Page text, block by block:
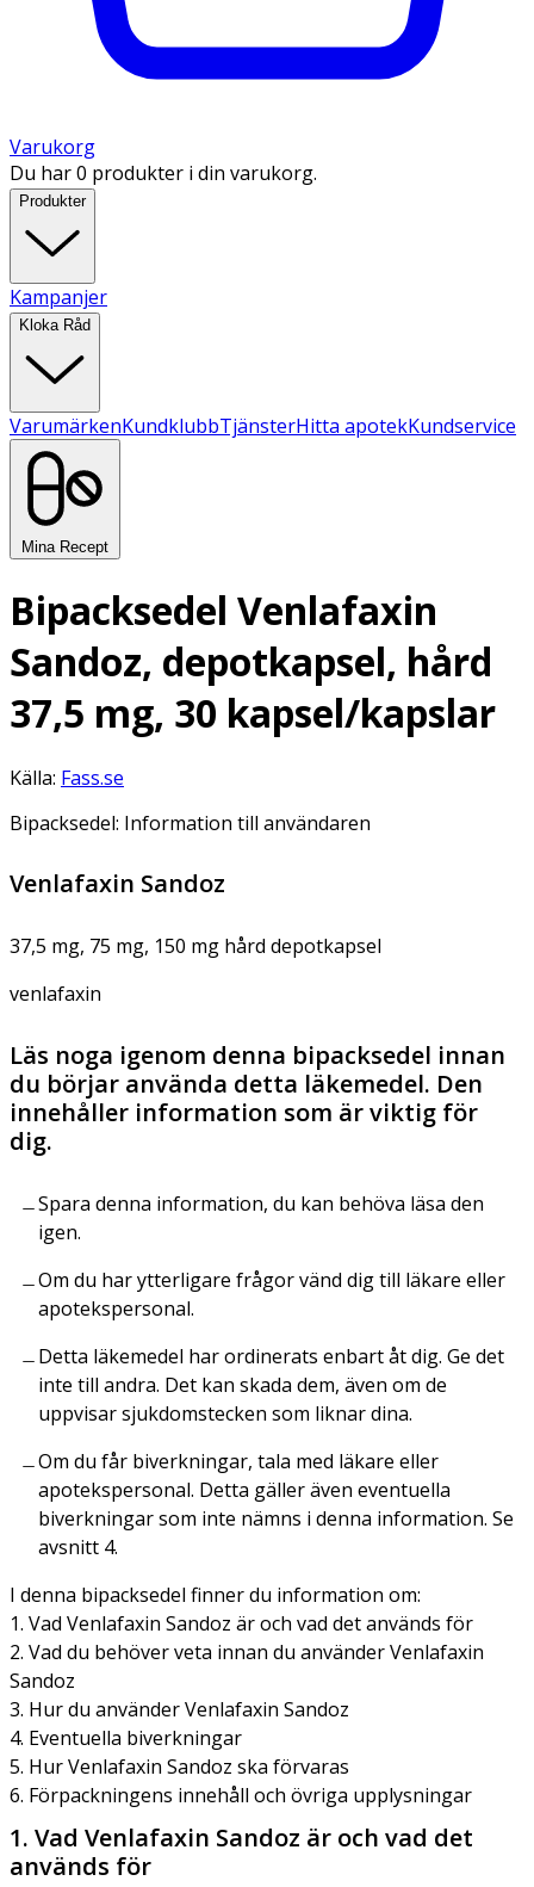
Varukorg
Du har 0 produkter i din varukorg.
Produkter
Kampanjer
Kloka Råd
VarumärkenKundklubbTjänsterHitta apotekKundservice
Mina Recept
Bipacksedel Venlafaxin
Sandoz, depotkapsel, hård
37,5 mg, 30 kapsel/kapslar
Källa: Fass.se
Bipacksedel: Information till användaren
Venlafaxin Sandoz
37,5 mg, 75 mg, 150 mg hård depotkapsel
venlafaxin
Läs noga igenom denna bipacksedel innan
du börjar använda detta läkemedel. Den
innehåller information som är viktig för
dig.
Spara denna information, du kan behöva läsa den
igen.
Om du har ytterligare frågor vänd dig till läkare eller
apotekspersonal.
Detta läkemedel har ordinerats enbart åt dig. Ge det
inte till andra. Det kan skada dem, även om de
uppvisar sjukdomstecken som liknar dina.
Om du får biverkningar, tala med läkare eller
apotekspersonal. Detta gäller även eventuella
biverkningar som inte nämns i denna information. Se
avsnitt 4.
I denna bipacksedel finner du information om:
1. Vad Venlafaxin Sandoz är och vad det används för
2. Vad du behöver veta innan du använder Venlafaxin
Sandoz
3. Hur du använder Venlafaxin Sandoz
4. Eventuella biverkningar
5. Hur Venlafaxin Sandoz ska förvaras
6. Förpackningens innehåll och övriga upplysningar
1. Vad Venlafaxin Sandoz är och vad det
används för